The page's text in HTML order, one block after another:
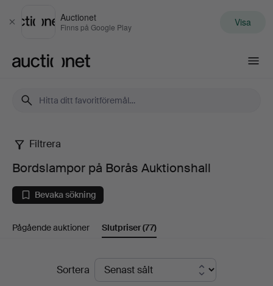
Stäng
Auctionet
Finns på Google Play Visa
Bordslampor
på
Borås
Auktionshall
Filtrera
Bordslampor på Borås Auktionshall
Bevaka sökning
Pågående auktioner Slutpriser(77)
SlutpriserSortera